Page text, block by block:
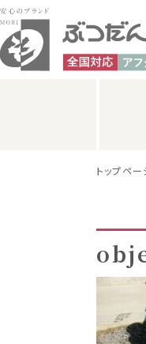
トップペー